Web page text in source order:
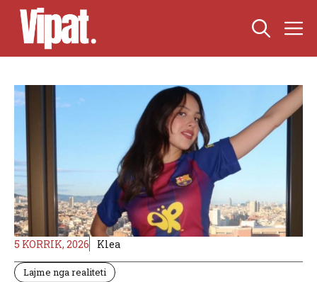
Skip
content
5 KORRIK, 2026 Klea
Lajme nga realiteti